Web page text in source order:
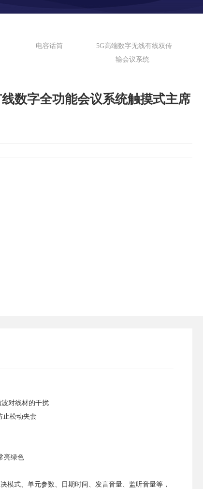
电容话筒
5G高端数字无线有线双传
输会议系统
数字全功能会议系统触摸式主席
对线材的干扰
止松动夹套
亮绿色
模式、单元参数、日期时间、发言音量、监听音量等，